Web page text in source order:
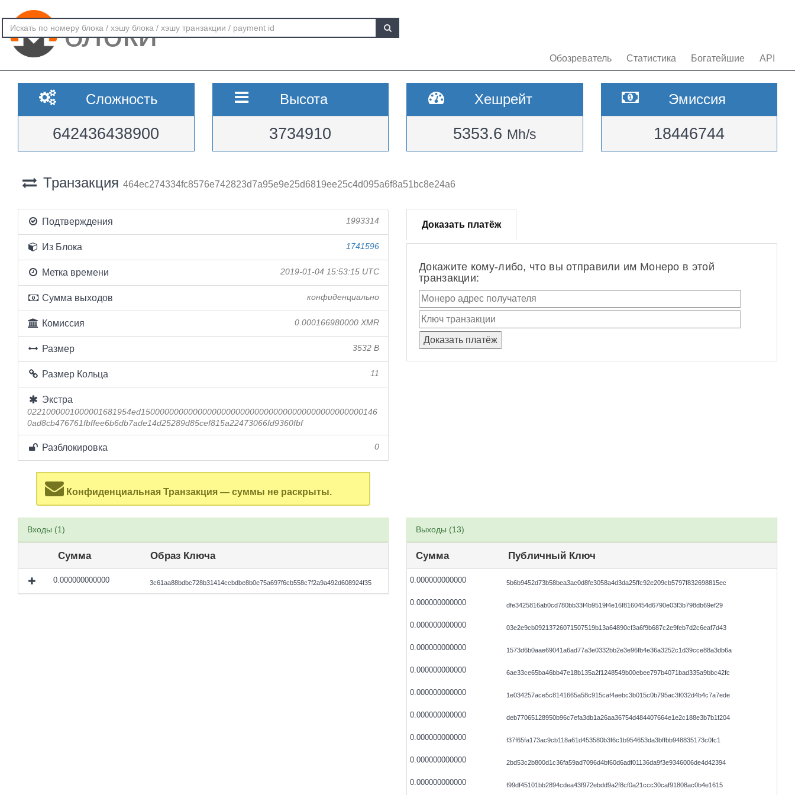
блоки
Обозреватель Статистика Богатейшие API
Сложность
642436438900
Высота
3734910
Хешрейт
5353.6 Mh/s
Эмиссия
18446744
Транзакция 464ec274334fc8576e742823d7a95e9e25d6819ee25c4d095a6f8a51bc8e24a6
Подтверждения 1993314
Из Блока 1741596
Метка времени 2019-01-04 15:53:15 UTC
Сумма выходов конфиденциально
Комиссия 0.000166980000 XMR
Размер 3532 B
Размер Кольца 11
Экстра
0221000001000001681954ed15000000000000000000000000000000000000000000000146
0ad8cb476761fbffee6b6db7ade14d25289d85cef815a22473066fd9360fbf
Разблокировка 0
Конфиденциальная Транзакция — суммы не раскрыты.
Доказать платёж
Докажите кому-либо, что вы отправили им Монеро в этой
транзакции:
Входы (1)
Сумма Образ Ключа
0.000000000000 3c61aa88bdbc728b31414ccbdbe8b0e75a697f6cb558c7f2a9a492d608924f35
Выходы (13)
Сумма Публичный Ключ
0.000000000000 5b6b9452d73b58bea3ac0d8fe3058a4d3da25ffc92e209cb5797f832698815ec
0.000000000000 dfe3425816ab0cd780bb33f4b9519f4e16f8160454d6790e03f3b798db69ef29
0.000000000000 03e2e9cb09213726071507519b13a64890cf3a6f9b687c2e9feb7d2c6eaf7d43
0.000000000000 1573d6b0aae69041a6ad77a3e0332bb2e3e96fb4e36a3252c1d39cce88a3db6a
0.000000000000 6ae33ce65ba46bb47e18b135a2f1248549b00ebee797b4071bad335a9bbc42fc
0.000000000000 1e034257ace5c8141665a58c915caf4aebc3b015c0b795ac3f032d4b4c7a7ede
0.000000000000 deb77065128950b96c7efa3db1a26aa36754d484407664e1e2c188e3b7b1f204
0.000000000000 f37f65fa173ac9cb118a61d453580b3f6c1b954653da3bffbb948835173c0fc1
0.000000000000 2bd53c2b800d1c36fa59ad7096d4bf60d6adf01136da9f3e9346006de4d42394
0.000000000000 f99df45101bb2894cdea43f972ebdd9a2f8cf0a21ccc30caf91808ac0b4e1615